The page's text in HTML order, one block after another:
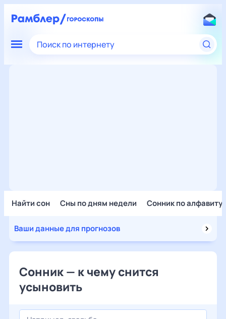
Поиск по интернету
Найти сон Сны по дням недели Сонник по алфавиту
Ваши данные для прогнозов
Сонник — к чему снится
усыновить